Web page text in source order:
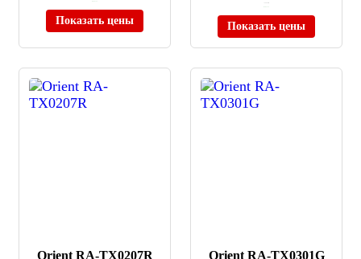
Показать цены Показать цены
Orient RA-TX0207R Orient RA-TX0301G